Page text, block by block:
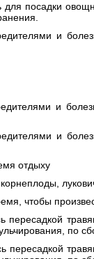
посадки
и
и
и
отдыху
чтобы
пересадкой
по
пересадкой